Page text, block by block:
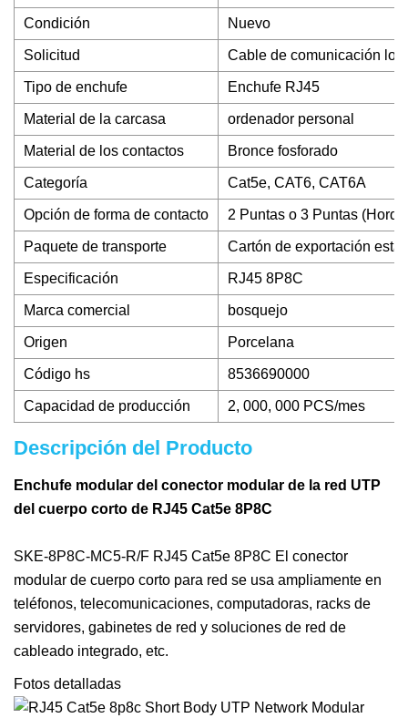
Condición Nuevo
Solicitud Cable de comunicación
Tipo de enchufe Enchufe RJ45
Material de la carcasa ordenador personal
Material de los contactos Bronce fosforado
Categoría Cat5e, CAT6, CAT6A
Opción de forma de contacto 2 Puntas o 3 Puntas
Paquete de transporte Cartón de exportación
Especificación RJ45 8P8C
Marca comercial bosquejo
Origen Porcelana
Código hs 8536690000
Capacidad de producción 2, 000, 000 PCS/mes
Descripción del Producto
Enchufe modular del conector modular de la red UTP
del cuerpo corto de RJ45 Cat5e 8P8C
SKE-8P8C-MC5-R/F RJ45 Cat5e 8P8C El conector
modular de cuerpo corto para red se usa ampliamente en
teléfonos, telecomunicaciones, computadoras, racks de
servidores, gabinetes de red y soluciones de red de
cableado integrado, etc.
Fotos detalladas